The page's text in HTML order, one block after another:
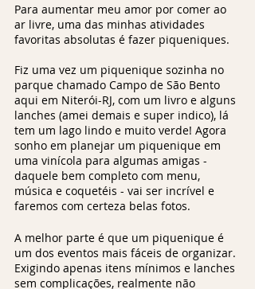
Para aumentar meu amor por comer ao
ar livre, uma das minhas atividades
favoritas absolutas é fazer piqueniques.
Fiz uma vez um piquenique sozinha no
parque chamado Campo de São Bento
aqui em Niterói-RJ, com um livro e alguns
lanches (amei demais e super indico), lá
tem um lago lindo e muito verde! Agora
sonho em planejar um piquenique em
uma vinícola para algumas amigas -
daquele bem completo com menu,
música e coquetéis - vai ser incrível e
faremos com certeza belas fotos.
A melhor parte é que um piquenique é
um dos eventos mais fáceis de organizar.
Exigindo apenas itens mínimos e lanches
sem complicações, realmente não